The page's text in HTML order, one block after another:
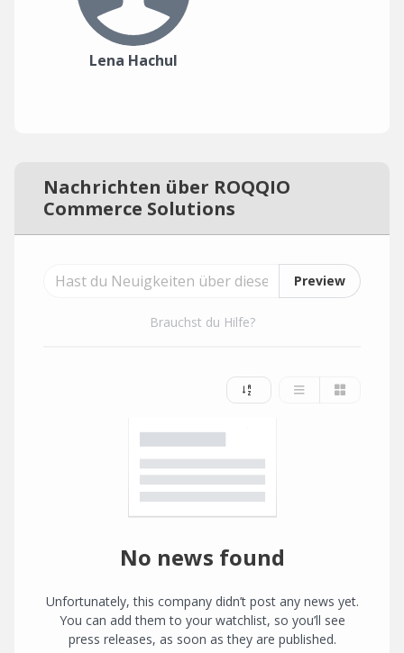
Lena Hachul
Nachrichten über ROQQIO
Commerce Solutions
Preview
Brauchst du Hilfe?
No news found
Unfortunately, this company didn’t post any news yet.
You can add them to your watchlist, so you’ll see
press releases, as soon as they are published.